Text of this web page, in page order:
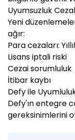
Uyumsuzluk
Yeni
ağır:
Para cezaları:
Lisans iptali riski
Cezai sorumluluk
İtibar kaybı
Defy ile
Defy'ın entegre
gereksinimlerini